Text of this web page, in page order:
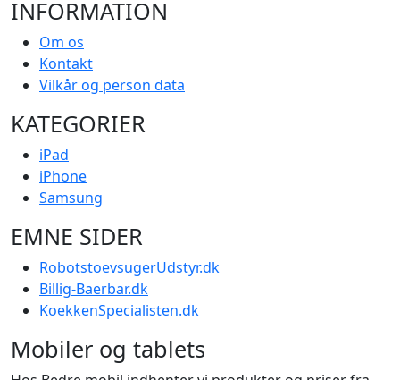
INFORMATION
Om os
Kontakt
Vilkår og person data
KATEGORIER
iPad
iPhone
Samsung
EMNE SIDER
RobotstoevsugerUdstyr.dk
Billig-Baerbar.dk
KoekkenSpecialisten.dk
Mobiler og tablets